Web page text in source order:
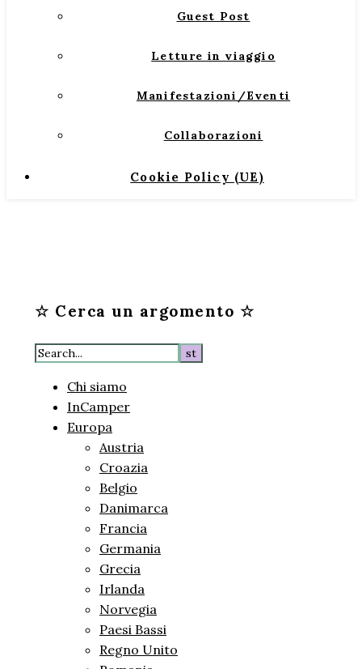
Guest Post
Letture in viaggio
Manifestazioni/Eventi
Collaborazioni
Cookie Policy (UE)
☆ Cerca un argomento ☆
Chi siamo
InCamper
Europa
Austria
Croazia
Belgio
Danimarca
Francia
Germania
Grecia
Irlanda
Norvegia
Paesi Bassi
Regno Unito